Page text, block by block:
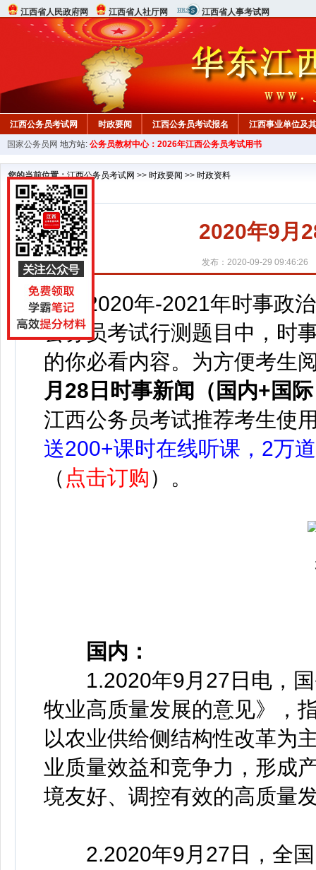
江西省人民政府网 江西省人社厅网 江西省人事考试网
江西公务员考试网 时政要闻 江西公务员考试报名 江西事业单位及
行测真题 在线咨询 教材中心
国家公务员网 地方站: 公务员教材中心：2026年江西公务员考试用书
您的当前位置：江西公务员考试网 >> 时政要闻 >> 时政资料
2020年9月
发布：2020-09-29 09:46:26
2020年-2021年时事政治
公务员考试行测题目中，时
的你必看内容。为方便考生
月28 日时事新闻（国内+国
江西公务员考试推荐考生使
送200+课时在线听课，2万
（ 点击订购）。
国内：
1.2020年9月27日电，国
牧业高质量发展的意见》，
以农业供给侧结构性改革为
业质量效益和竞争力，形成
境友好、调控有效的高质量
2.2020年9月27日，全国